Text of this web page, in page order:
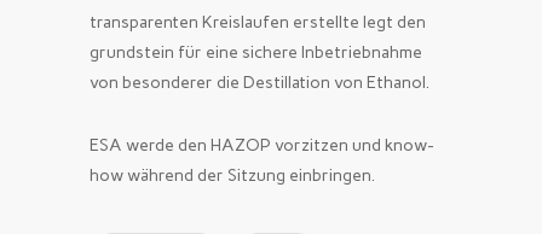
transparenten Kreislaufen erstellte legt den
grundstein für eine sichere Inbetriebnahme
von besonderer die Destillation von Ethanol.
ESA werde den HAZOP vorzitzen und know-
how während der Sitzung einbringen.